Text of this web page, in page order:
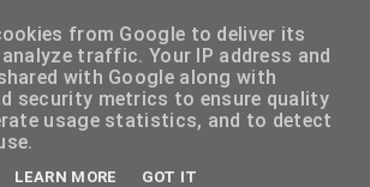
from Google to deliver its
traffic. Your IP address and
with Google along with
security metrics to ensure quality
usage statistics, and to detect
LEARN MORE GOT IT